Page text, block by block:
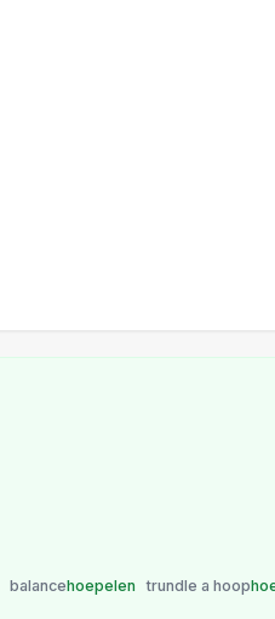
balancehoepelen trundle a hoop